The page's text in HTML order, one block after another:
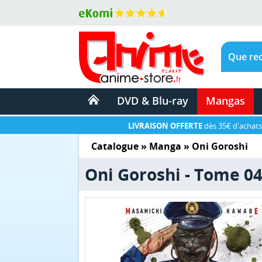
DVD & Blu-ray Mangas
LIVRAISON OFFERTEdès 35€
Catalogue» Manga » Oni Goroshi
Oni Goroshi - Tome 04